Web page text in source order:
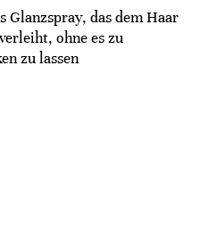
das dem Haar
ohne es zu
zu lassen